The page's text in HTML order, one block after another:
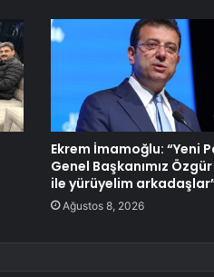
Ekrem İmamoğlu: “Yeni
Genel Başkanımız
ile yürüyelim
Ağustos 8, 2026